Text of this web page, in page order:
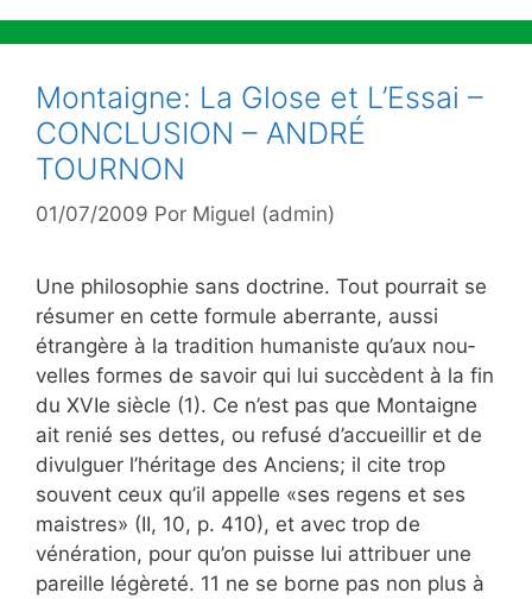
Montaigne: La Glose et L’Essai –
CONCLUSION – ANDRÉ
TOURNON
01/07/2009 Por Miguel (admin)
Une philosophie sans doctrine. Tout pourrait se
résumer en cette formule aberrante, aussi
étrangère à la tradition humaniste qu’aux nou­
velles formes de savoir qui lui succèdent à la fin
du XVIe siècle (1). Ce n’est pas que Montaigne
ait renié ses dettes, ou refusé d’accueillir et de
divulguer l’héritage des Anciens; il cite trop
souvent ceux qu’il appelle «ses regens et ses
maistres» (II, 10, p. 410), et avec trop de
vénération, pour qu’on puisse lui attribuer une
pareille légèreté. 11 ne se borne pas non plus à